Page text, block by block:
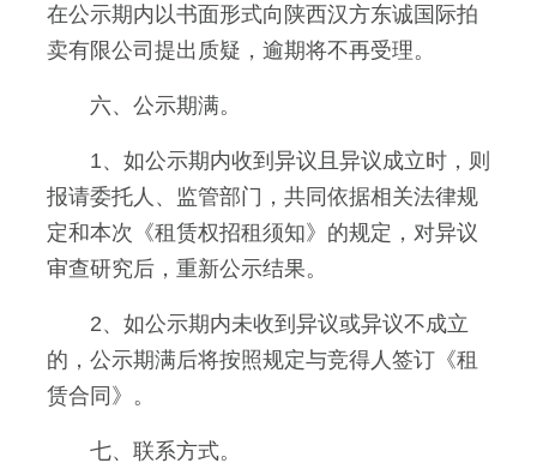
在公示期内以书面形式向陕西汉方东诚国际拍
卖有限公司提出质疑，逾期将不再受理。
六、公示期满。
1、如公示期内收到异议且异议成立时，则
报请委托人、监管部门，共同依据相关法律规
定和本次《租赁权招租须知》的规定，对异议
审查研究后，重新公示结果。
2、如公示期内未收到异议或异议不成立
的，公示期满后将按照规定与竞得人签订《租
赁合同》。
七、联系方式。